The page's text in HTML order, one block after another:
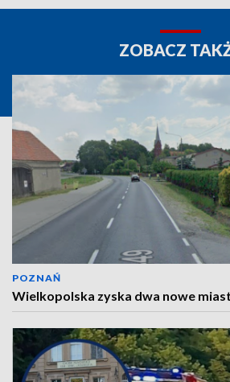
ZOBACZ
POZNAŃ
Wielkopolska zyska dwa nowe